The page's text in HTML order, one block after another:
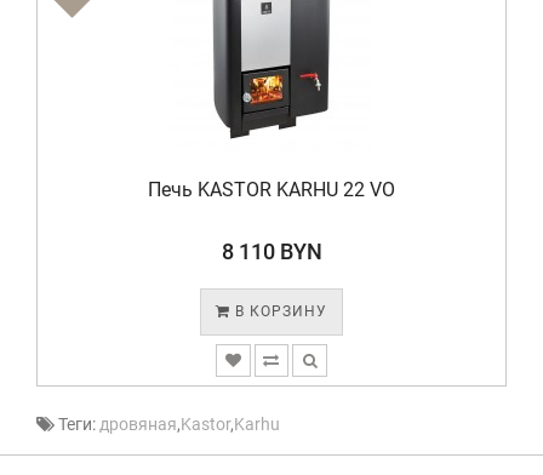
Печь KASTOR KARHU 22 VO
8 110 BYN
В КОРЗИНУ
Теги: дровяная,Kastor,Karhu